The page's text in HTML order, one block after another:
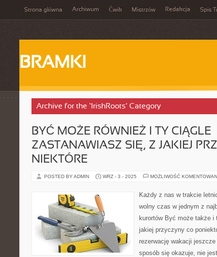
Strona główna Archiwum Ćwik Mistrzów Redakcja Spis
BRAMKI
Archive for the ‘IrishRoots’ Category
BYĆ MOŻE RÓWNIEŻ I TY CIĄGLE
ZASTANAWIASZ SIĘ, Z JAKIEJ
NIEKTÓRE
POSTED BY ADMIN WRZ - 3 - 2025 MOŻLIWOŚĆ
Każdy z nas w trakcie
wolny czas w jednym z
kurortów Być może także
jakiej przyczyny co
rezerwację wakacji
sposób się okazuje, nie